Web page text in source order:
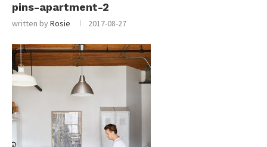
pins-apartment-2
written byRosie 2017-08-27